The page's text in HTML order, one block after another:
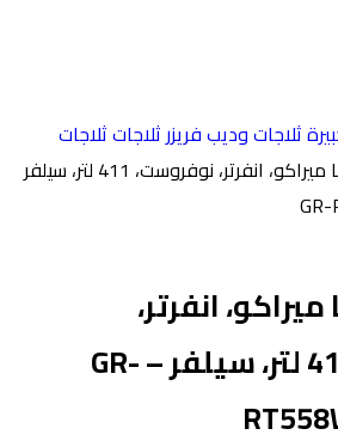
ثلاجات وديب فريزرثلاجاتثلاجات
ثلاجة توشيبا ميراكو، انفرتر، نوفروست، 411 لتر، سيلفر
انفرتر،
نوفروست، 411 لتر، سيلفر – GR-